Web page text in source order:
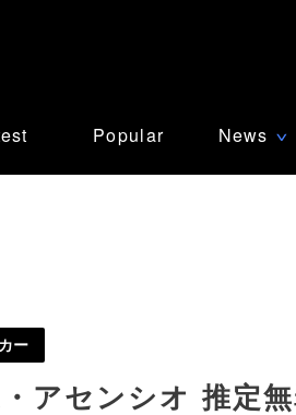
Popular News ∨
ー
アセンシオ 推定